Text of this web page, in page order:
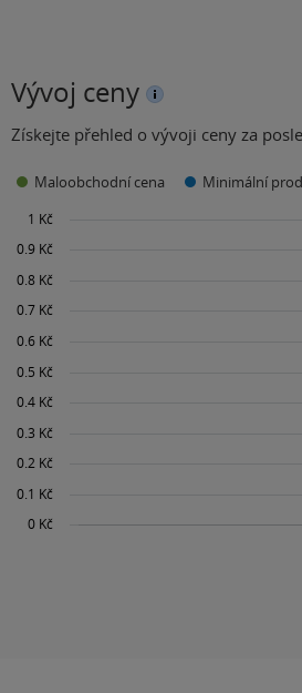
Vývoj ceny
Získejte přehled o vývoji ceny za
Maloobchodní cena Minimální